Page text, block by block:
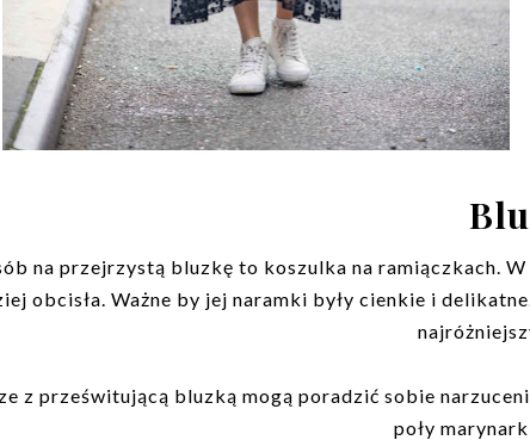
na przejrzystą bluzkę to koszulka na ramiączkach.
obcisła. Ważne by jej naramki były cienkie i
z prześwitującą bluzką mogą poradzić sobie
poły